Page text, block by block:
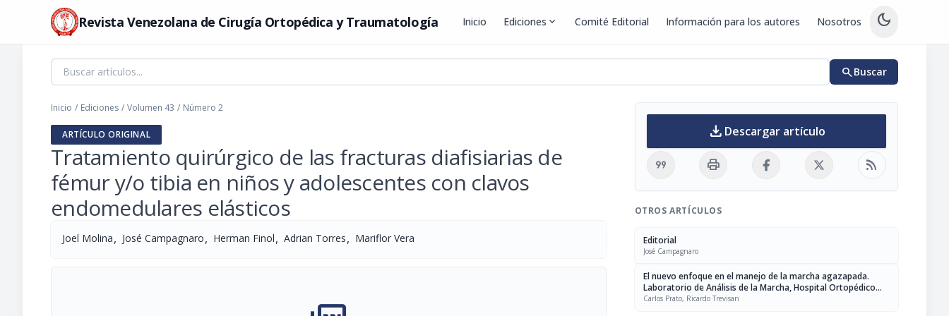
Revista Venezolana de Cirugía Ortopédica y Traumatología Inicio Ediciones expand_more Comité Editorial Información para los autores Nosotros dark_mode
searchBuscar
Inicio / Ediciones / Volumen 43 / Número 2
ARTÍCULO ORIGINAL
Tratamiento quirúrgico de las fracturas diafisiarias de
fémur y/o tibia en niños y adolescentes con clavos
endomedulares elásticos
Joel Molina, José Campagnaro, Herman Finol, Adrian Torres, Mariflor Vera
download Descargar artículo
format_quote print rss_feed
OTROS ARTÍCULOS
Editorial
José Campagnaro
El nuevo enfoque en el manejo de la marcha agazapada.
Laboratorio de Análisis de la Marcha, Hospital Ortopédico
Infantil
Carlos Prato, Ricardo Trevisan